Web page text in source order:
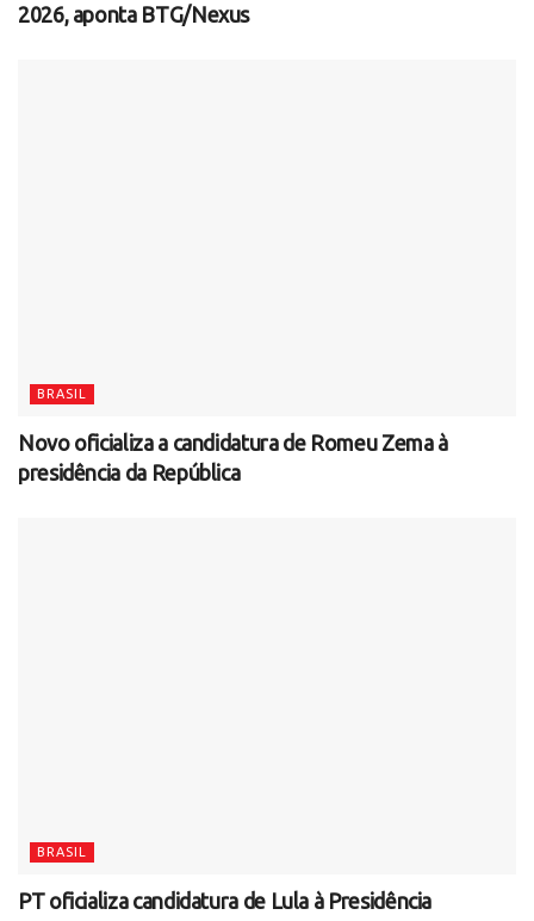
2026, aponta BTG/Nexus
BRASIL
Novo oficializa a candidatura de Romeu Zema à
presidência da República
BRASIL
PT oficializa candidatura de Lula à Presidência